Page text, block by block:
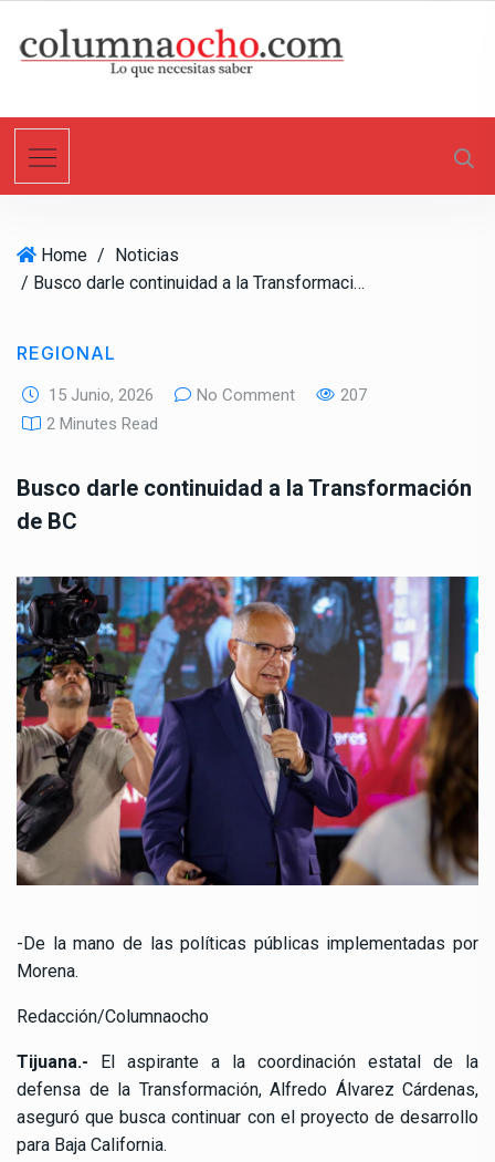
t
Home / Noticias
/ Busco darle continuidad a la Transformación de BC
REGIONAL
15 Junio, 2026 No Comment
207
2 Minutes Read
Busco darle continuidad a la Transformación
de BC
-De la mano de las políticas públicas implementadas por
Morena.
Redacción/Columnaocho
Tijuana.- El aspirante a la coordinación estatal de la
defensa de la Transformación, Alfredo Álvarez Cárdenas,
aseguró que busca continuar con el proyecto de desarrollo
para Baja California.